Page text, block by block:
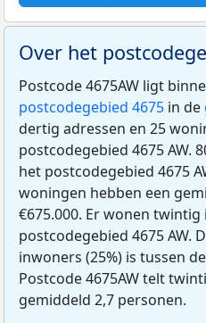
Over het
Postcode 4675AW ligt
postcodegebied 4675 in de
dertig adressen en 25
postcodegebied 4675 AW.
het postcodegebied 4675
woningen hebben een
€675.000. Er wonen
postcodegebied 4675 AW.
inwoners (25%) is tussen
Postcode 4675AW telt
gemiddeld 2,7 personen.